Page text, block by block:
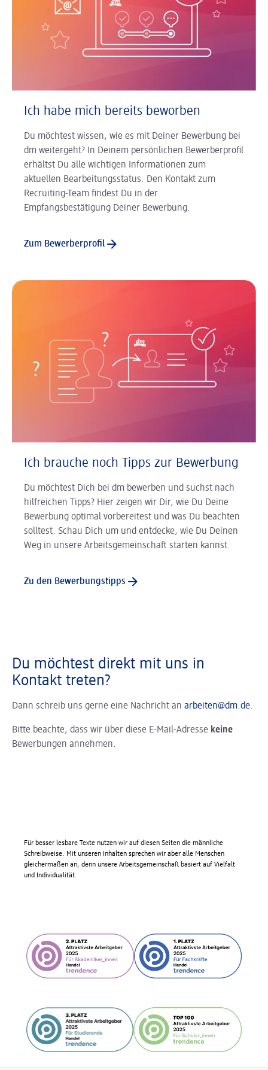
Ich habe mich bereits beworben
Du möchtest wissen, wie es mit Deiner Bewerbung bei
dm weitergeht? In Deinem persönlichen Bewerberprofil
erhältst Du alle wichtigen Informationen zum
aktuellen Bearbeitungsstatus. Den Kontakt zum
Recruiting-Team findest Du in der
Empfangsbestätigung Deiner Bewerbung.
Zum Bewerberprofil
Ich brauche noch Tipps zur Bewerbung
Du möchtest Dich bei dm bewerben und suchst nach
hilfreichen Tipps? Hier zeigen wir Dir, wie Du Deine
Bewerbung optimal vorbereitest und was Du beachten
solltest. Schau Dich um und entdecke, wie Du Deinen
Weg in unsere Arbeitsgemeinschaft starten kannst.
Zu den Bewerbungstipps
Du möchtest direkt mit uns in
Kontakt treten?
Dann schreib uns gerne eine Nachricht an arbeiten@dm.de.
Bitte beachte, dass wir über diese E-Mail-Adresse keine
Bewerbungen annehmen.
Für besser lesbare Texte nutzen wir auf diesen Seiten die männliche
Schreibweise. Mit unseren Inhalten sprechen wir aber alle Menschen
gleichermaßen an, denn unsere Arbeitsgemeinschaft basiert auf Vielfalt
und Individualität.